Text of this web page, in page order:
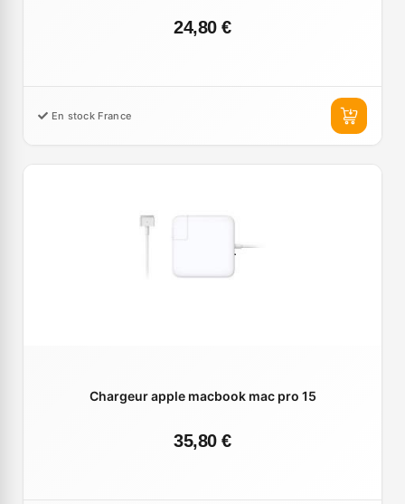
24,80 €
En stock France
Chargeur apple macbook mac pro 15
35,80 €